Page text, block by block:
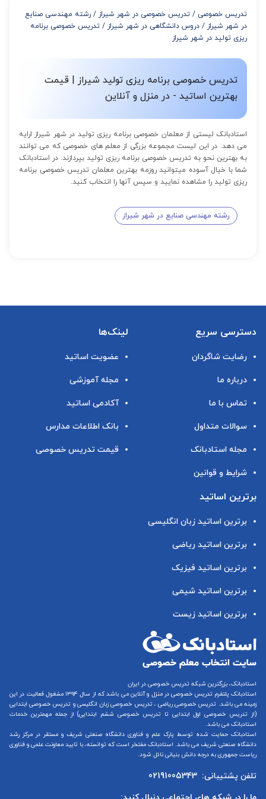
از 12 تا 15 جلسه: 7% تخفیف
از 16 تا 100 جلسه: 9% تخفیف
تدریس خصوصی / تدریس خصوصی در شهر شیراز / رشته مهندسی صنایع
در شهر شیراز / دروس دانشگاهی در شهر شیراز / تدریس خصوصی برنامه
ریزی تولید در شهر شیراز
تدریس خصوصی برنامه ریزی تولید شیراز | قیمت
بهترین اساتید - در منزل و آنلاین
استادبانک لیستی از معلمان خصوصی برنامه ریزی تولید در شهر شیراز ارایه
می دهد. در این لیست مجموعه بزرگی از معلم های خصوصی که می توانند
به بهترین نحو به تدریس خصوصی برنامه ریزی تولید بپردازند. در استادبانک
شما با خیال آسوده میتوانید روزمه بهترین معلمان تدریس خصوصی برنامه
ریزی تولید را مشاهده نمایید و سپس آنها را انتخاب کنید.
رشته مهندسی صنایع در شهر شیراز
دسترسی سریع
رضایت شاگردان
درباره ما
تماس با ما
سوالات متداول
مجله استادبانک
شرایط و قوانین
لینک‌ها
عضویت اساتید
مجله آموزشی
آکادمی اساتید
بانک اطلاعات مدارس
قیمت تدریس خصوصی
برترین اساتید
برترین اساتید زبان انگلیسی
برترین اساتید ریاضی
برترین اساتید فیزیک
برترین اساتید شیمی
برترین اساتید زیست
استادبانک، بزرگترین شبکه تدریس خصوصی در ایران
استادبانک پلتفرم تدریس خصوصی در منزل و آنلاین
می باشد که از سال ۱۳۹۴ مشغول فعالیت در این
زمینه می باشد. تدریس خصوصی ریاضی ، تدریس خصوصی زبان انگلیسیو تدریس خصوصی ابتدایی
(از تدریس خصوصی اول ابتدایی تا تدریس خصوصی ششم ابتدایی) از جمله مهمترین خدمات
استادبانک می باشد.
استادبانک حمایت شده توسط پارک علم و فناوری دانشگاه صنعتی شریف و مستقر در مرکز رشد
دانشگاه صنعتی شریف می باشد. استادبانک مفتخر است که توانسته، با تایید معاونت علمی و فناوری
ریاست جمهوری به درجه دانش بنیانی نائل شود.
تلفن پشتیبانی: 02191005343